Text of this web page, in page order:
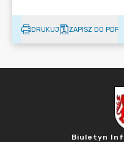
DRUKUJ ZAPISZ DO PDF
Biuletyn